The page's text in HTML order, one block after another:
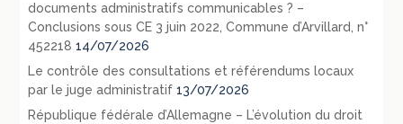
documents administratifs communicables ? –
Conclusions sous CE 3 juin 2022, Commune d’Arvillard, n°
452218 14/07/2026
Le contrôle des consultations et référendums locaux
par le juge administratif 13/07/2026
République fédérale d’Allemagne – L’évolution du droit